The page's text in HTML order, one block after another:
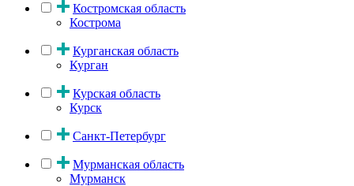
Костромская область
Кострома
Курганская область
Курган
Курская область
Курск
Санкт-Петербург
Мурманская область
Мурманск